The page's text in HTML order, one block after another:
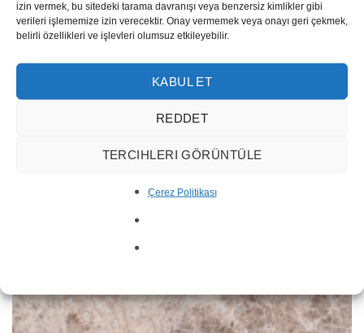
izin vermek, bu sitedeki tarama davranışı veya benzersiz kimlikler gibi
verileri işlememize izin verecektir. Onay vermemek veya onayı geri çekmek,
belirli özellikleri ve işlevleri olumsuz etkileyebilir.
KABUL ET
REDDET
TERCIHLERI GÖRÜNTÜLE
Çerez Politikası